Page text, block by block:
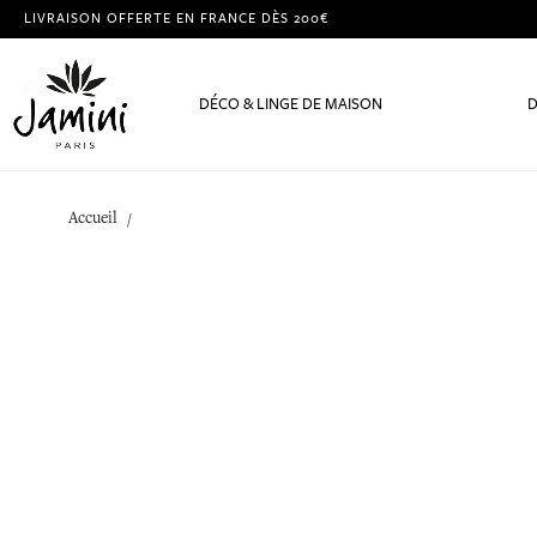
LIVRAISON OFFERTE EN FRANCE DÈS 200€
DÉCO & LINGE DE MAISON
Accueil